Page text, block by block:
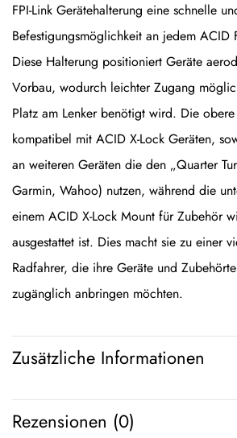
FPI-Link Gerätehalterung eine schnelle
Befestigungsmöglichkeit an jedem ACID
Diese Halterung positioniert Geräte
Vorbau, wodurch leichter Zugang
Platz am Lenker benötigt wird. Die
kompatibel mit ACID X-Lock Geräten,
an weiteren Geräten die den „Quarter
Garmin, Wahoo) nutzen, während die
einem ACID X-Lock Mount für Zubehör
ausgestattet ist. Dies macht sie zu einer
Radfahrer, die ihre Geräte und
zugänglich anbringen möchten.
Zusätzliche Informationen
Rezensionen (0)